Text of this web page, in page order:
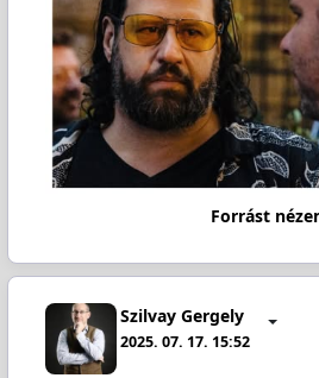
Forrást
Szilvay Gergely
2025. 07. 17. 15:52